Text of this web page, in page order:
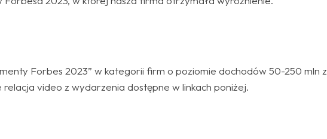
Forbes 2023” w kategorii firm o poziomie dochodów 50-250 mln
video z wydarzenia dostępne w linkach poniżej.